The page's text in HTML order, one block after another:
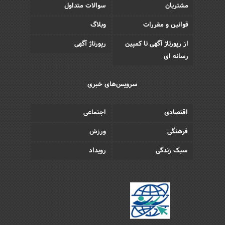
مشتریان
سوالات متداول
قوانین و مقررات
وبلاگ
از رپورتاژ آگهی تا کمپین
رسانه ای
رپورتاژ آگهی
سرویس‌های خبری
اقتصادی
اجتماعی
فرهنگی
ورزش
سبک زندگی
رویداد